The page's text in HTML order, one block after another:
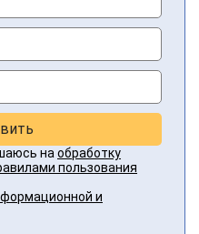
на обработку
пользования
и